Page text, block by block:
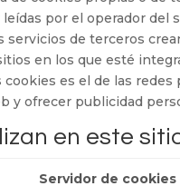
por el operador
de terceros
en los que esté
es el de las
y ofrecer publicidad
en este
Servidor de cookies